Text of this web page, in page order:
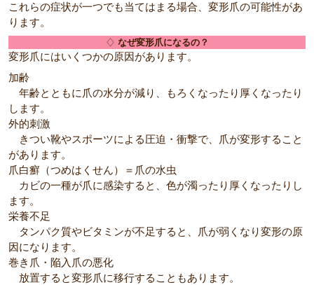
これらの症状が一つでも当てはまる場合、変形爪の可能性があ
ります。
♢ なぜ変形爪になるの？
変形爪にはいくつかの原因があります。
加齢
年齢とともに爪の水分が減り、もろくなったり厚くなったり
します。
外的刺激
きつい靴やスポーツによる圧迫・衝撃で、爪が変形すること
があります。
爪白癬（つめはくせん）＝爪の水虫
カビの一種が爪に感染すると、色が濁ったり厚くなったりし
ます。
栄養不足
タンパク質やビタミンが不足すると、爪が弱くなり変形の原
因になります。
巻き爪・陥入爪の悪化
放置すると変形爪に移行することもあります。